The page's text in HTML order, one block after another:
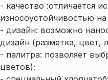
- качество :отличается
износоустойчивостью
- дизайн: возможно
дизайн (разметка, цвет,
- палитра: позволяет
цветов);